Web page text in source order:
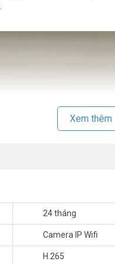
Xem thêm
24 tháng
Camera IP Wifi
H.265